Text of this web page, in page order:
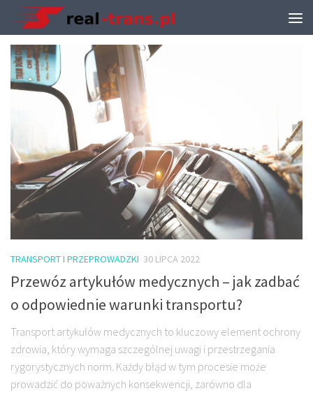
MONTHLY ARCHIVE:LIPIEC 2022
TRANSPORT I PRZEPROWADZKI 30 LIPCA 2022
Przewóz artykułów medycznych – jak zadbać
o odpowiednie warunki transportu?
Transport artykułów medycznych to kluczowy element ochrony
zdrowia, który wymaga szczególnej uwagi i przestrzegania
rygorystycznych norm. Każdy błąd w tym procesie może
prowadzić do poważnych konsekwencji, zarówno dla